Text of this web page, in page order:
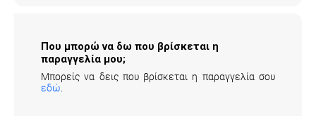
Που μπορώ να δω που βρίσκεται η
παραγγελία μου;
Μπορείς να δεις που βρίσκεται η παραγγελία σου
εδώ